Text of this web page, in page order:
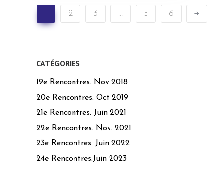
1 2 3 … 5 6
CATÉGORIES
19e Rencontres. Nov 2018
20e Rencontres. Oct 2019
21e Rencontres. Juin 2021
22e Rencontres. Nov. 2021
23e Rencontres. Juin 2022
24e Rencontres.Juin 2023